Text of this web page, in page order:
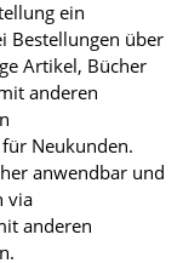
ein
Bestellungen über
Artikel, Bücher
anderen
Neukunden.
anwendbar und
via
anderen